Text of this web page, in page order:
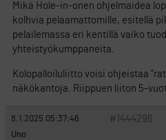
Mikä Hole-in-onen ohjelmaidea
kolhvia pelaamattomille, esitellä
pelailemassa eri kentillä vaiko
yhteistyökumppaneita.
Kolopalloiluliitto voisi ohjeistaa
näkökantoja. Riippuen liiton 5-
8.1.2025 05:37:46 #1444296
Uno